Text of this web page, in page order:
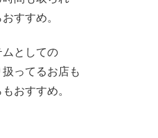
すすめ。
ムとしての
ってるお店も
おすすめ。